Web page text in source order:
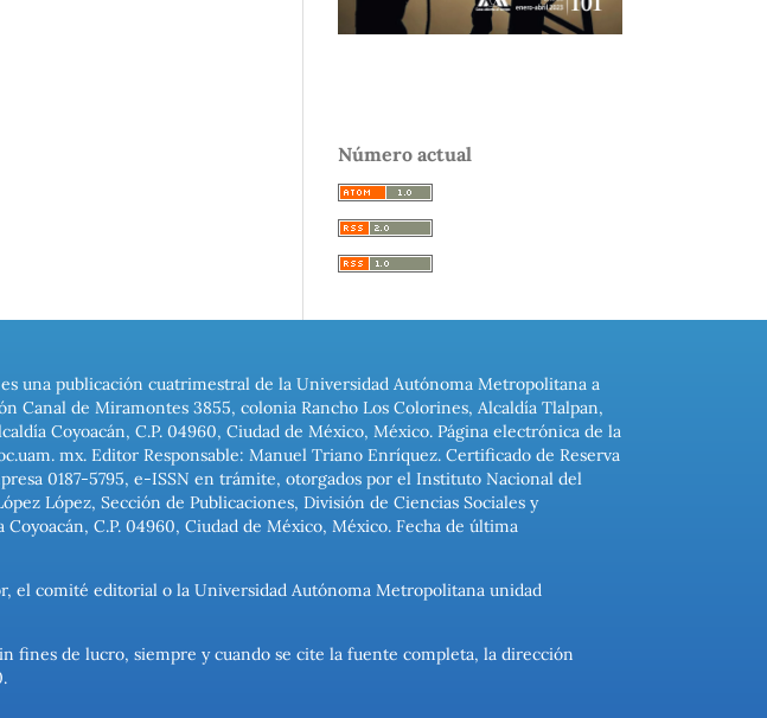
Número actual
una publicación cuatrimestral de la Universidad Autónoma Metropolitana a
Canal de Miramontes 3855, colonia Rancho Los Colorines, Alcaldía Tlalpan,
Coyoacán, C.P. 04960, Ciudad de México, México. Página electrónica de la
mx. Editor Responsable: Manuel Triano Enríquez. Certificado de Reserva
0187-5795, e-ISSN en trámite, otorgados por el Instituto Nacional del
López, Sección de Publicaciones, División de Ciencias Sociales y
C.P. 04960, Ciudad de México, México. Fecha de última
el comité editorial o la Universidad Autónoma Metropolitana unidad
fines de lucro, siempre y cuando se cite la fuente completa, la dirección